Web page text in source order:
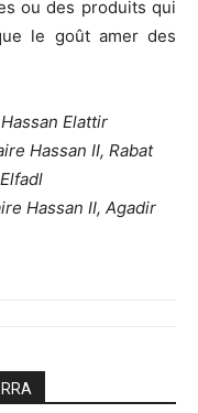
ou des produits qui
le goût amer des
Elattir
Hassan II, Rabat
Hassan II, Agadir